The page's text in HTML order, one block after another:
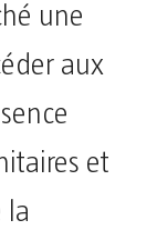
une
aux
et
la